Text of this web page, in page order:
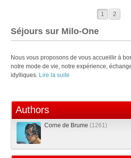
1 2
Séjours sur Milo-One
Nous vous proposons de vous accueillir à
notre mode de vie, notre expérience,
idylliques. Lire la suite
Authors
Corne de Brume (1261)